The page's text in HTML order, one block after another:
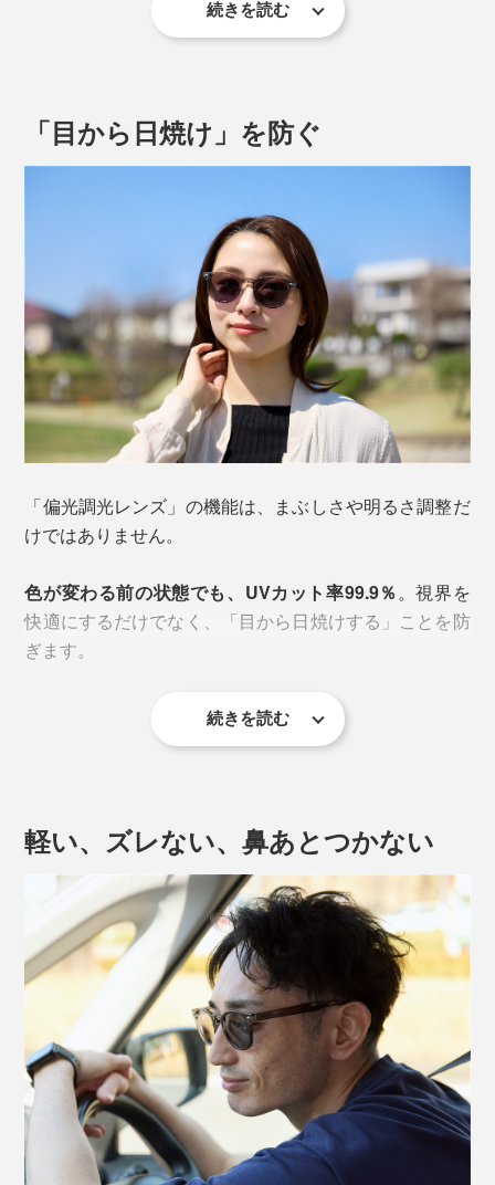
日常に潜む“ギラつき”は、視界を奪うだけでなく、まぶ
しさを避けようと目を細めることで、
顔や首まわりに余
計な緊張も生まれがちに。
目の疲れや肩こりは、集中力の低下を引き起こす原因に
も。
だからこそ、余計な反射光を抑えることが大切。視界の
コントラストが整い、目の負担が軽くなるだけでなく、
体の緊張もふっとゆるみます。
本品には、「偏光レンズテスター」が付いているので、
届いたらその効果を試してみてください。
紫外線量の多い屋外ではレンズの色が濃くなり、視界全
紫外線が少ない室内や夜間は、レンズの色が薄くなっ
て、裸眼に近い見え方に。
つまり、レンズが自動的に、視界全体の明るさを最適化
してくれるというわけです。
「偏光調光グラス」の場合は、偏光フィルターにある程
度の色が入るため、紫外線のない場所でも完全な無色透
明にはなりませんが、実際に室内でかけると、はっきり
と目が透けて見えるくらいに薄いグレーになりました。
※気温等の条件により、レンズの調光機能に差異が発生する場合があります。
※安全のため、夜間や暗い時間帯の運転時の使用は控えていただくことを推奨して
います。
続きを読む
「目から日焼け」を防ぐ
「偏光調光レンズ」の機能は、まぶしさや明るさ調整だ
けではありません。
色が変わる前の状態でも、UVカット率99.9％。視界を
快適にするだけでなく、「目から日焼けする」ことを防
ぎます。
参天製薬が行なった調査（※）によると、普段、紫外線対
策をしているのは、顔91％、体52％に対し、目は
14％。目のケアはおろそかになりがちですが、紫外線を
目から浴びることには、こんなデメリットがあります。
続きを読む
軽い、ズレない、鼻あとつかない